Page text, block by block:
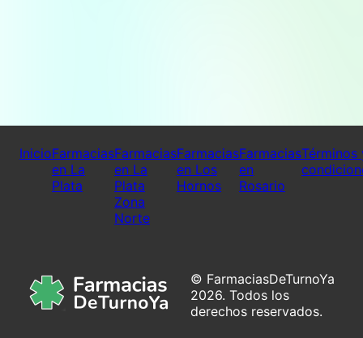
InicioFarmacias
en La
Plata
Farmacias
en La
Plata
Zona
Norte
Farmacias
en Los
Hornos
Farmacias
en
Rosario
Términos
© FarmaciasDeTurnoYa
2026. Todos los
derechos reservados.